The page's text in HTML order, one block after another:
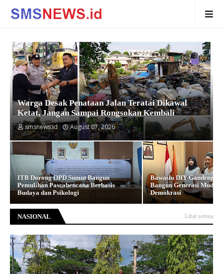
Warga Desak Penataan Jalan Teratai Dikawal
Ketat, Jangan Sampai Rongsokan Kembali
smsnews.id August 07, 2026
ITB Dorong OPD Sumut Bangun
Pemulihan Pascabencana Berbasis
Budaya dan Psikologi
Bawaslu DIY Gandeng
Bangun Generasi Muda
Demokrasi
NASIONAL Lihat semua